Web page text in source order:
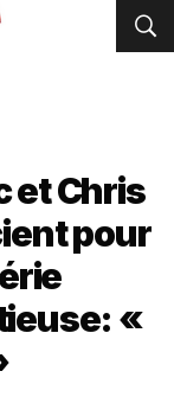
et Chris
pour
«